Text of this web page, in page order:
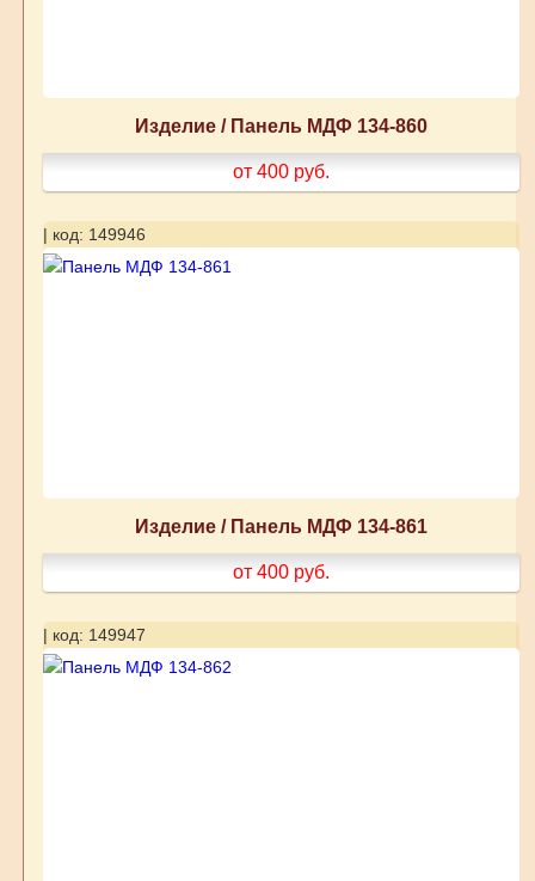
Изделие / Панель МДФ 134-860
от 400 руб.
| код: 149946
Изделие / Панель МДФ 134-861
от 400 руб.
| код: 149947